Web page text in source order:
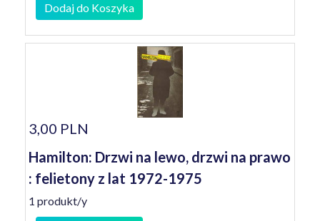
Dodaj do Koszyka
3,00 PLN
Hamilton: Drzwi na lewo, drzwi na prawo
: felietony z lat 1972-1975
1 produkt/y